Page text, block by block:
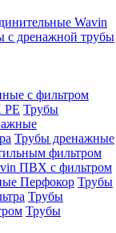
Wavin
с дренажной трубы
с фильтром
Трубы
Трубы дренажные
фильтром
ПВХ с фильтром
Перфокор Трубы
Трубы
Трубы